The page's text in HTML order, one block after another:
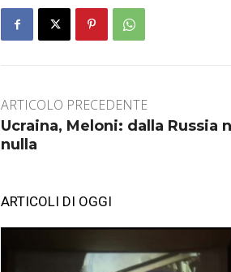
ARTICOLO PRECEDENTE
Ucraina, Meloni: dalla Russia
nulla
ARTICOLI DI OGGI